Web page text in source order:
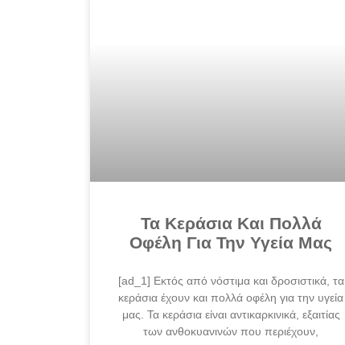
Τα Κεράσια Και Πολλά
Οφέλη Για Την Υγεία Μας
[ad_1] Εκτός από νόστιμα και δροσιστικά, τα
κεράσια έχουν και πολλά οφέλη για την υγεία
μας. Τα κεράσια είναι αντικαρκινικά, εξαιτίας
των ανθοκυανινών που περιέχουν,